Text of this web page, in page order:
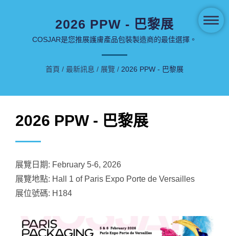
2026 PPW - 巴黎展
COSJAR是您推展護膚產品包裝製造商的最佳選擇。
首頁 / 最新訊息 / 展覽 / 2026 PPW - 巴黎展
2026 PPW - 巴黎展
展覽日期: February 5-6, 2026
展覽地點: Hall 1 of Paris Expo Porte de Versailles
展位號碼: H184